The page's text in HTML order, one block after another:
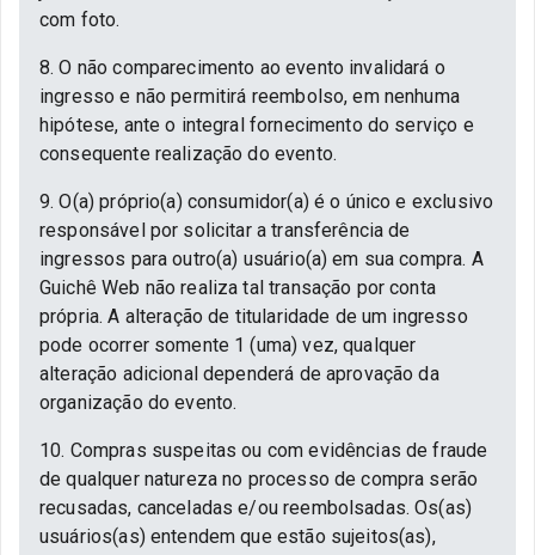
com foto.
8. O não comparecimento ao evento invalidará o
ingresso e não permitirá reembolso, em nenhuma
hipótese, ante o integral fornecimento do serviço e
consequente realização do evento.
9. O(a) próprio(a) consumidor(a) é o único e exclusivo
responsável por solicitar a transferência de
ingressos para outro(a) usuário(a) em sua compra. A
Guichê Web não realiza tal transação por conta
própria. A alteração de titularidade de um ingresso
pode ocorrer somente 1 (uma) vez, qualquer
alteração adicional dependerá de aprovação da
organização do evento.
10. Compras suspeitas ou com evidências de fraude
de qualquer natureza no processo de compra serão
recusadas, canceladas e/ou reembolsadas. Os(as)
usuários(as) entendem que estão sujeitos(as),